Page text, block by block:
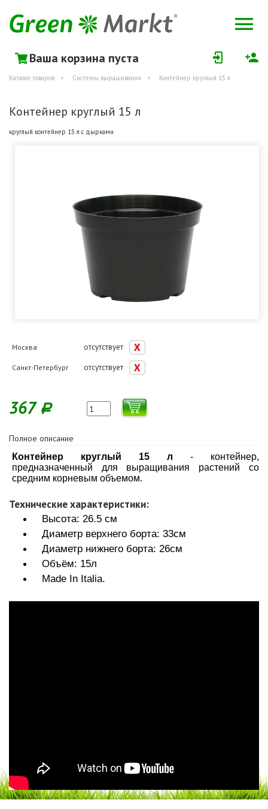
Ваша корзина пуста
Каталог товаров Системы выращивания Контейнер круглый 15 л
Контейнер круглый 15 л
круглый контейнер 15 л с дырками
Москва отсутствует
Санкт-Петербург отсутствует
367 Р
Полное описание
Контейнер круглый 15 л - контейнер,
предназначенный для выращивания растений со
средним корневым объемом.
Технические характеристики:
Высота: 26.5 см
Диаметр верхнего борта: 33см
Диаметр нижнего борта: 26см
Объём: 15л
Made In Italia.